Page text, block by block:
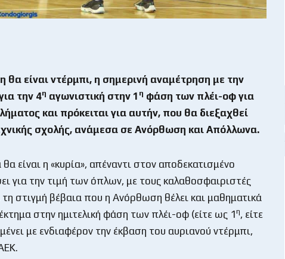
είναι ντέρμπι, η σημερινή αναμέτρηση με την
την 4η αγωνιστική στην 1 η φάση των πλέι-οφ για
και πρόκειται για αυτήν, που θα διεξαχθεί
σχολής, ανάμεσα σε Ανόρθωση και Απόλλωνα.
είναι η «κυρία», απέναντι στον αποδεκατισμένο
για την τιμή των όπλων, με τους καλαθοσφαιριστές
στιγμή βέβαια που η Ανόρθωση θέλει και μαθηματικά
στην ημιτελική φάση των πλέι-οφ (είτε ως 1η, είτε
με ενδιαφέρον την έκβαση του αυριανού ντέρμπι,